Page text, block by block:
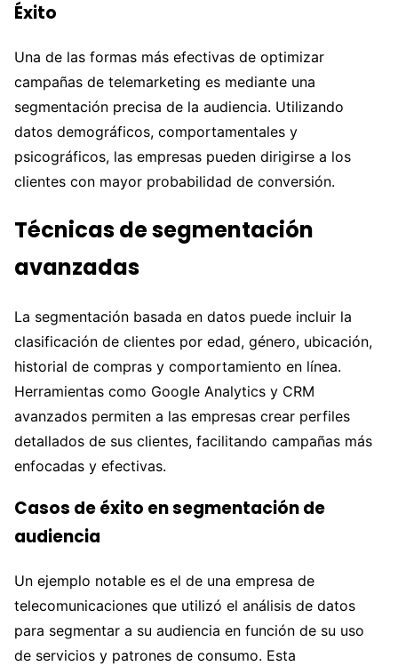
Éxito
Una de las formas más efectivas de optimizar
campañas de telemarketing es mediante una
segmentación precisa de la audiencia. Utilizando
datos demográficos, comportamentales y
psicográficos, las empresas pueden dirigirse a los
clientes con mayor probabilidad de conversión.
Técnicas de segmentación
avanzadas
La segmentación basada en datos puede incluir la
clasificación de clientes por edad, género, ubicación,
historial de compras y comportamiento en línea.
Herramientas como Google Analytics y CRM
avanzados permiten a las empresas crear perfiles
detallados de sus clientes, facilitando campañas más
enfocadas y efectivas.
Casos de éxito en segmentación de
audiencia
Un ejemplo notable es el de una empresa de
telecomunicaciones que utilizó el análisis de datos
para segmentar a su audiencia en función de su uso
de servicios y patrones de consumo. Esta